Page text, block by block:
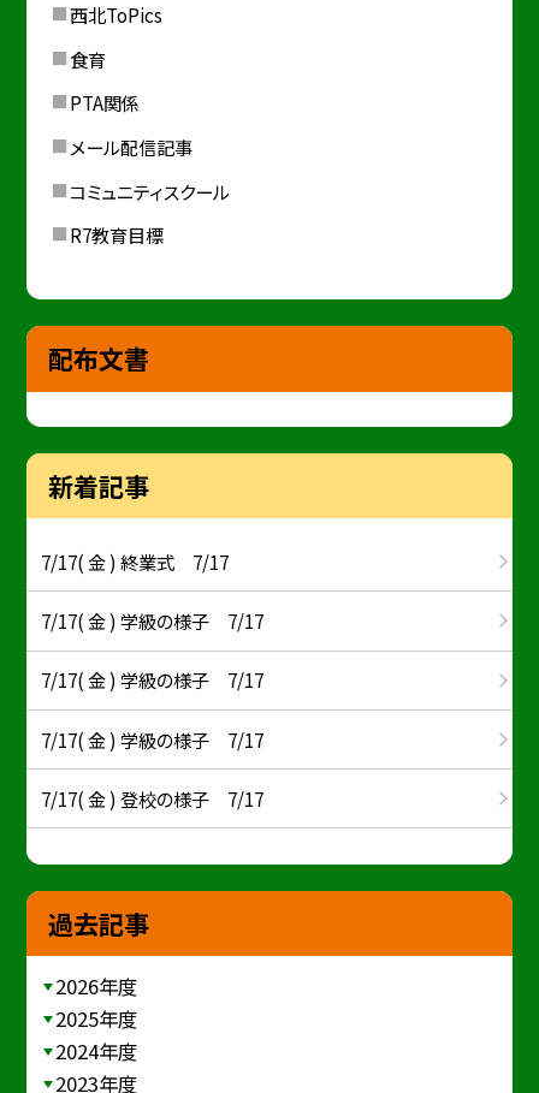
西北ToPics
食育
PTA関係
メール配信記事
コミュニティスクール
R7教育目標
配布文書
新着記事
7/17( 金 ) 終業式 7/17
7/17( 金 ) 学級の様子 7/17
7/17( 金 ) 学級の様子 7/17
7/17( 金 ) 学級の様子 7/17
7/17( 金 ) 登校の様子 7/17
過去記事
2026年度
2025年度
2024年度
2023年度